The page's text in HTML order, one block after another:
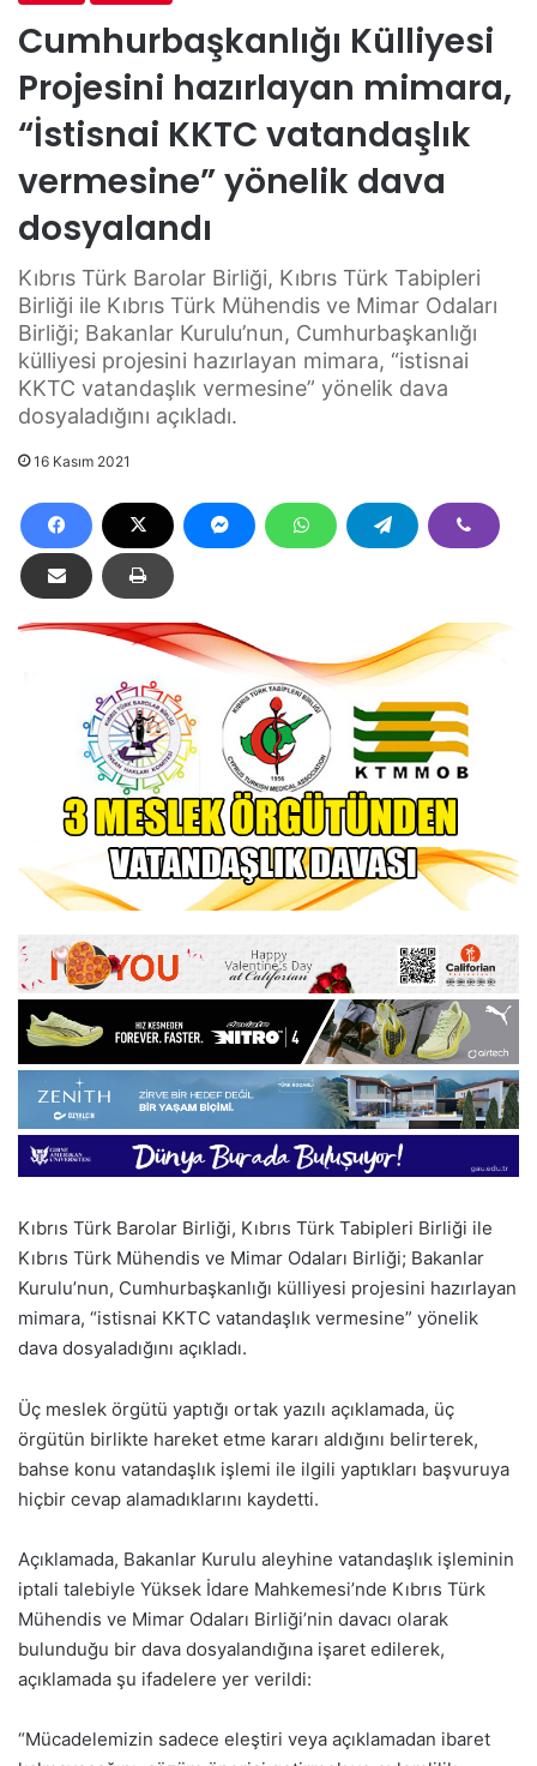
Cumhurbaşkanlığı Külliyesi
Projesini hazırlayan mimara,
“İstisnai KKTC vatandaşlık
vermesine” yönelik dava
dosyalandı
Kıbrıs Türk Barolar Birliği, Kıbrıs Türk Tabipleri
Birliği ile Kıbrıs Türk Mühendis ve Mimar Odaları
Birliği; Bakanlar Kurulu’nun, Cumhurbaşkanlığı
külliyesi projesini hazırlayan mimara, “istisnai
KKTC vatandaşlık vermesine” yönelik dava
dosyaladığını açıkladı.
16 Kasım 2021
Kıbrıs Türk Barolar Birliği, Kıbrıs Türk Tabipleri Birliği ile
Kıbrıs Türk Mühendis ve Mimar Odaları Birliği; Bakanlar
Kurulu’nun, Cumhurbaşkanlığı külliyesi projesini hazırlayan
mimara, “istisnai KKTC vatandaşlık vermesine” yönelik
dava dosyaladığını açıkladı.
Üç meslek örgütü yaptığı ortak yazılı açıklamada, üç
örgütün birlikte hareket etme kararı aldığını belirterek,
bahse konu vatandaşlık işlemi ile ilgili yaptıkları başvuruya
hiçbir cevap alamadıklarını kaydetti.
Açıklamada, Bakanlar Kurulu aleyhine vatandaşlık işleminin
iptali talebiyle Yüksek İdare Mahkemesi’nde Kıbrıs Türk
Mühendis ve Mimar Odaları Birliği’nin davacı olarak
bulunduğu bir dava dosyalandığına işaret edilerek,
açıklamada şu ifadelere yer verildi:
“Mücadelemizin sadece eleştiri veya açıklamadan ibaret